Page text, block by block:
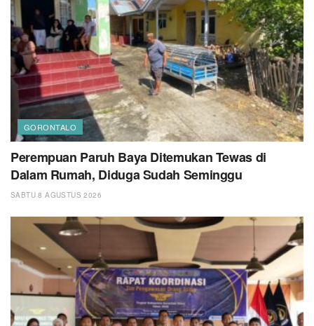
GORONTALO
Perempuan Paruh Baya Ditemukan Tewas di
Dalam Rumah, Diduga Sudah Seminggu
SABTU 8 AGUSTUS 2026